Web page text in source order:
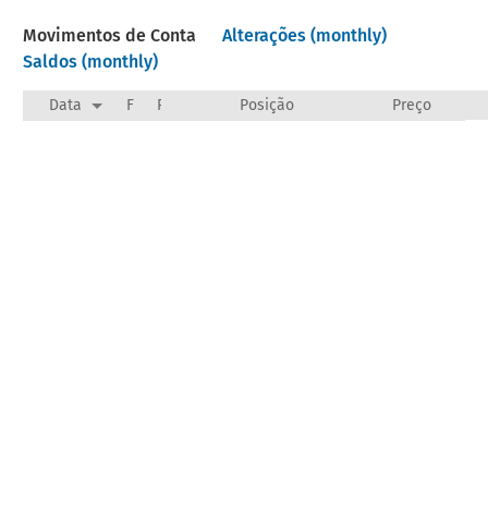
Movimentos de Conta
Alterações (monthly)
Saldos (monthly)
Data F Payee/Narration
Posição Preço